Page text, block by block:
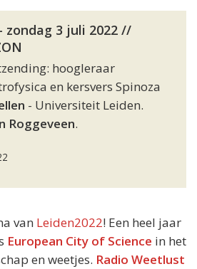
zondag 3 juli 2022 //
hoogleraar
en kersvers Spinoza
- Universiteit Leiden.
Roggeveen.
van Leiden2022! Een heel jaar
European City of Science in het
en weetjes. Radio Weetlust